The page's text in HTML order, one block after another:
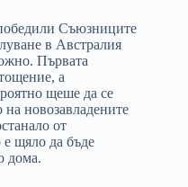
Съюзниците
в Австралия
Първата
а
щеше да се
на новозавладените
от
е щяло да бъде
дома.